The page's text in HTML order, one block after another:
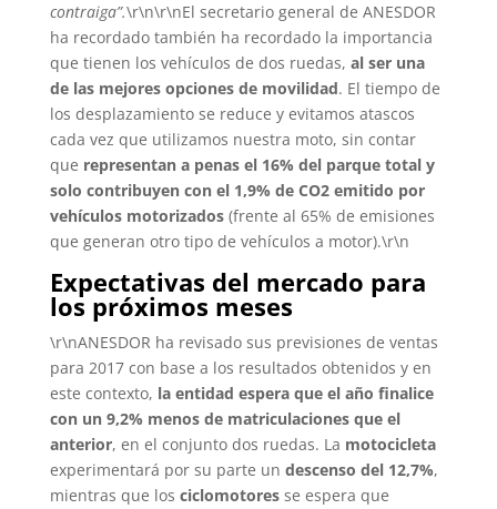
contraiga”.\r\n\r\nEl secretario general de ANESDOR
ha recordado también ha recordado la importancia
que tienen los vehículos de dos ruedas, al ser una
de las mejores opciones de movilidad. El tiempo de
los desplazamiento se reduce y evitamos atascos
cada vez que utilizamos nuestra moto, sin contar
que representan a penas el 16% del parque total y
solo contribuyen con el 1,9% de CO2 emitido por
vehículos motorizados(frente al 65% de emisiones
que generan otro tipo de vehículos a motor).\r\n
Expectativas del mercado para
los próximos meses
\r\nANESDOR ha revisado sus previsiones de ventas
para 2017 con base a los resultados obtenidos y en
este contexto, la entidad espera que el año finalice
con un 9,2% menos de matriculaciones que el
anterior, en el conjunto dos ruedas. La motocicleta
experimentará por su parte un descenso del 12,7%,
mientras que los ciclomotoresse espera que